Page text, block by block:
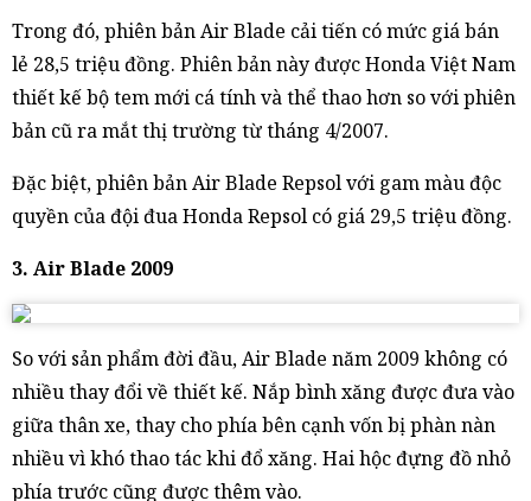
Trong đó, phiên bản Air Blade cải tiến có mức giá bán
lẻ 28,5 triệu đồng. Phiên bản này được Honda Việt Nam
thiết kế bộ tem mới cá tính và thể thao hơn so với phiên
bản cũ ra mắt thị trường từ tháng 4/2007.
Đặc biệt, phiên bản Air Blade Repsol với gam màu độc
quyền của đội đua Honda Repsol có giá 29,5 triệu đồng.
3. Air Blade 2009
So với sản phẩm đời đầu, Air Blade năm 2009 không có
nhiều thay đổi về thiết kế. Nắp bình xăng được đưa vào
giữa thân xe, thay cho phía bên cạnh vốn bị phàn nàn
nhiều vì khó thao tác khi đổ xăng. Hai hộc đựng đồ nhỏ
phía trước cũng được thêm vào.